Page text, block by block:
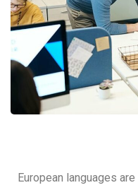
European languages